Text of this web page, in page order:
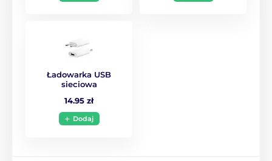
Ładowarka USB
sieciowa
14.95 zł
Dodaj